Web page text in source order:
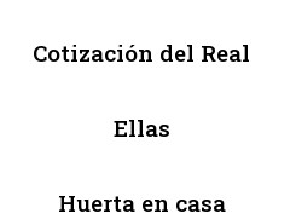
Cotización del Real
Ellas
Huerta en casa